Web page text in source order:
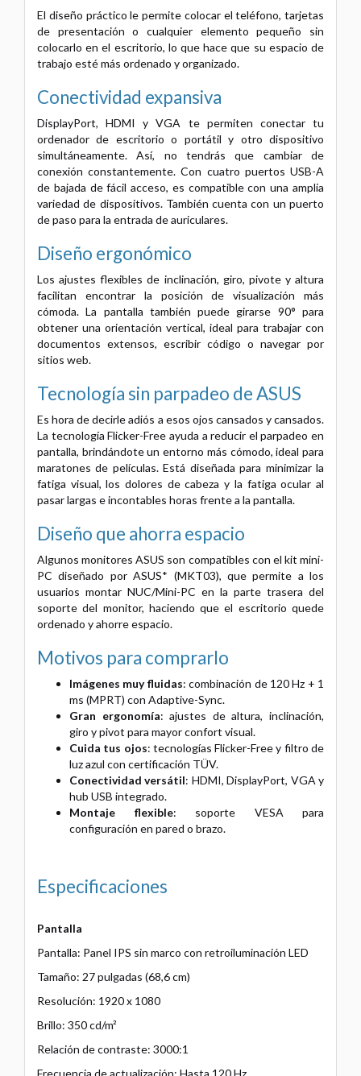
El diseño práctico le permite colocar el teléfono, tarjetas
de presentación o cualquier elemento pequeño sin
colocarlo en el escritorio, lo que hace que su espacio de
trabajo esté más ordenado y organizado.
Conectividad expansiva
DisplayPort, HDMI y VGA te permiten conectar tu
ordenador de escritorio o portátil y otro dispositivo
simultáneamente. Así, no tendrás que cambiar de
conexión constantemente. Con cuatro puertos USB-A
de bajada de fácil acceso, es compatible con una amplia
variedad de dispositivos. También cuenta con un puerto
de paso para la entrada de auriculares.
Diseño ergonómico
Los ajustes flexibles de inclinación, giro, pivote y altura
facilitan encontrar la posición de visualización más
cómoda. La pantalla también puede girarse 90° para
obtener una orientación vertical, ideal para trabajar con
documentos extensos, escribir código o navegar por
sitios web.
Tecnología sin parpadeo de ASUS
Es hora de decirle adiós a esos ojos cansados ​​y cansados.
La tecnología Flicker-Free ayuda a reducir el parpadeo en
pantalla, brindándote un entorno más cómodo, ideal para
maratones de películas. Está diseñada para minimizar la
fatiga visual, los dolores de cabeza y la fatiga ocular al
pasar largas e incontables horas frente a la pantalla.
Diseño que ahorra espacio
Algunos monitores ASUS son compatibles con el kit mini-
PC diseñado por ASUS* (MKT03), que permite a los
usuarios montar NUC/Mini-PC en la parte trasera del
soporte del monitor, haciendo que el escritorio quede
ordenado y ahorre espacio.
Motivos para comprarlo
Imágenes muy fluidas: combinación de 120 Hz + 1
ms (MPRT) con Adaptive-Sync.
Gran ergonomía: ajustes de altura, inclinación,
giro y pivot para mayor confort visual.
Cuida tus ojos: tecnologías Flicker-Free y filtro de
luz azul con certificación TÜV.
Conectividad versátil: HDMI, DisplayPort, VGA y
hub USB integrado.
Montaje flexible: soporte VESA para
configuración en pared o brazo.
Especificaciones
Pantalla
Pantalla: Panel IPS sin marco con retroiluminación LED
Tamaño: 27 pulgadas (68,6 cm)
Resolución: 1920 x 1080
Brillo: 350 cd/m²
Relación de contraste: 3000:1
Frecuencia de actualización: Hasta 120 Hz